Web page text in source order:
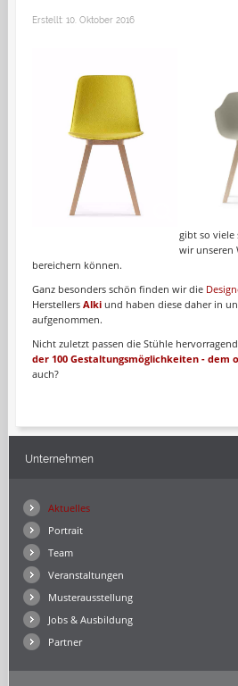
Kontakt
Erstellt: 10. Oktober 2016
gibt so viele
wir unseren
bereichern können.
Ganz besonders schön finden wir die
Herstellers Alkiund haben diese daher in
aufgenommen.
Nicht zuletzt passen die Stühle
der 100 Gestaltungsmöglichkeiten - dem
auch?
Unternehmen
Aktuelles
Portrait
Team
Veranstaltungen
Musterausstellung
Jobs & Ausbildung
Partner